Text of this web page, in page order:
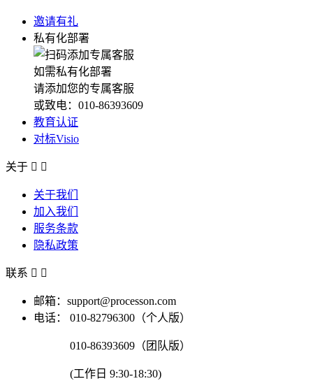
邀请有礼
私有化部署
如需私有化部署
请添加您的专属客服
或致电：010-86393609
教育认证
对标Visio
关于  
关于我们
加入我们
服务条款
隐私政策
联系  
邮箱：support@processon.com
电话：
010-82796300（个人版）
010-86393609（团队版）
(工作日 9:30-18:30)